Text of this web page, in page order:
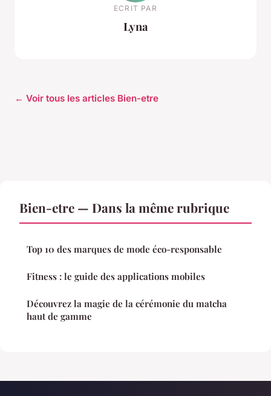
ECRIT PAR
Lyna
← Voir tous les articles Bien-etre
Bien-etre — Dans la même rubrique
Top 10 des marques de mode éco-responsable
Fitness : le guide des applications mobiles
Découvrez la magie de la cérémonie du matcha
haut de gamme